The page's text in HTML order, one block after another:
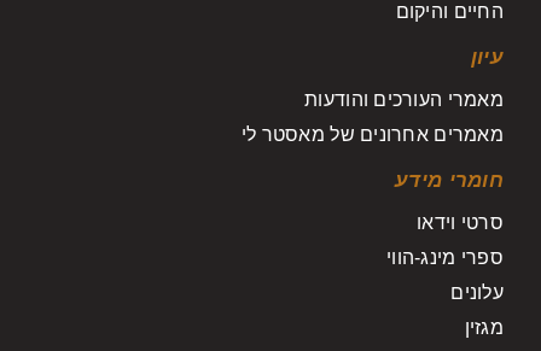
החיים והיקום
עיון
מאמרי העורכים והודעות
מאמרים אחרונים של מאסטר לי
חומרי מידע
סרטי וידאו
ספרי מינג-הווי
עלונים
מגזין